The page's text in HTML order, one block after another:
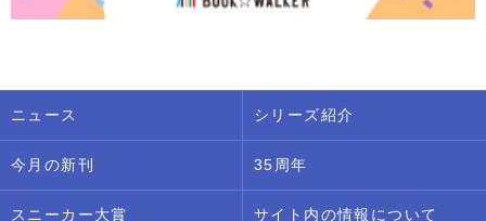
ニュース シリーズ紹介
今月の新刊 35周年
スニーカー大賞 サイト内の情報について